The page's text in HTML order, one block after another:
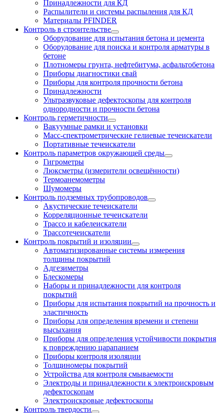
Принадлежности для КД
Распылители и системы распыления для КД
Материалы PFINDER
Контроль в строительстве
Оборудование для испытания бетона и цемента
Оборудование для поиска и контроля арматуры в
бетоне
Плотномеры грунта, нефтебитума, асфальтобетона
Приборы диагностики свай
Приборы для контроля прочности бетона
Принадлежности
Ультразвуковые дефектоскопы для контроля
однородности и прочности бетона
Контроль герметичности
Вакуумные рамки и установки
Масс-спектрометрические гелиевые течеискатели
Портативные течеискатели
Контроль параметров окружающей среды
Гигрометры
Люксметры (измерители освещённости)
Термоанемометры
Шумомеры
Контроль подземных трубопроводов
Акустические течеискатели
Корреляционные течеискатели
Трассо и кабелеискатели
Трассотечеискатели
Контроль покрытий и изоляции
Автоматизированные системы измерения
толщины покрытий
Адгезиметры
Блескомеры
Наборы и принадлежности для контроля
покрытий
Приборы для испытания покрытий на прочность и
эластичность
Приборы для определения времени и степени
высыхания
Приборы для определения устойчивости покрытия
к повреждению царапанием
Приборы контроля изоляции
Толщиномеры покрытий
Устройства для контроля смываемости
Электроды и принадлежности к электроискровым
дефектоскопам
Электроискровые дефектоскопы
Контроль твердости